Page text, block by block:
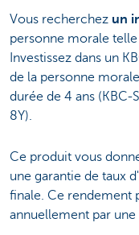
Vous recherchez un
personne morale
Investissez dans un
de la personne
durée de 4 ans (KBC-
8Y).
Ce produit vous
une garantie de taux
finale. Ce rendement
annuellement par